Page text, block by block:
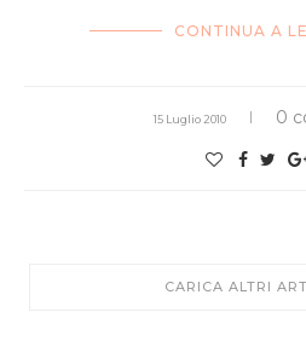
CONTINUA A
15 Luglio 2010 0
CARICA ALTRI